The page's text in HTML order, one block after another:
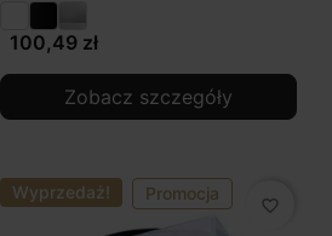
100,49 zł
Zobacz szczegóły
Wyprzedaż! Promocja
favorite_border